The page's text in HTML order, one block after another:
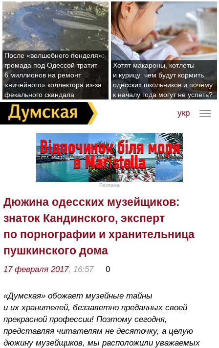
После «волшебного пенделя»:
громада под Одессой тратит
6 миллионов на ремонт
«ничейного» коллектора из-за
фекального скандала
Хотят макароны, котлеты
и курицу: чем будут кормить
одесских школьников и почему
к началу года могут не успеть?
укр
Реклама
Дюжина одесских музейщиков:
знаток Кандинского, эксперт
по порнографии и хранительница
пушкинского дома
17 февраля 2017, 16:57 0
«Думская» обожает музейные тайны
и их хранителей, беззаветно преданных своей
прекрасной профессии! Поэтому сегодня,
представляя читателям не десяточку, а целую
дюжину музейщиков, мы расположили уважаемых